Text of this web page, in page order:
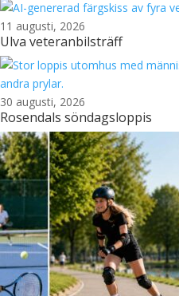
11 augusti, 2026
Ulva veteranbilsträff
30 augusti, 2026
Rosendals söndagsloppis